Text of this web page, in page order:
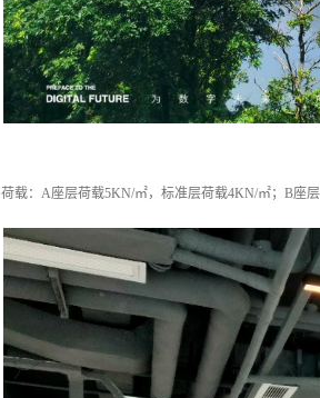
荷载：A座层荷载5KN/㎡，标准层荷载4KN/㎡；B座